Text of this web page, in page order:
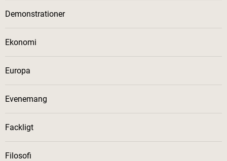
Demonstrationer
Ekonomi
Europa
Evenemang
Fackligt
Filosofi